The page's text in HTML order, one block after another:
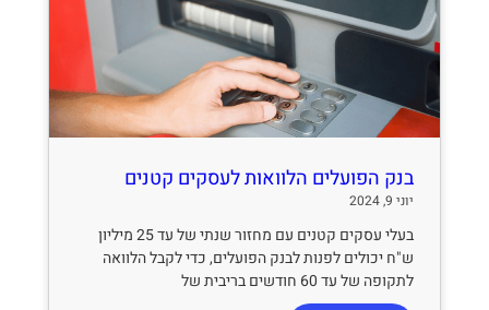
בנק הפועלים הלוואות לעסקים קטנים
יוני 9, 2024
בעלי עסקים קטנים עם מחזור שנתי של עד 25 מיליון
ש"ח יכולים לפנות לבנק הפועלים, כדי לקבל הלוואה
לתקופה של עד 60 חודשים בריבית של